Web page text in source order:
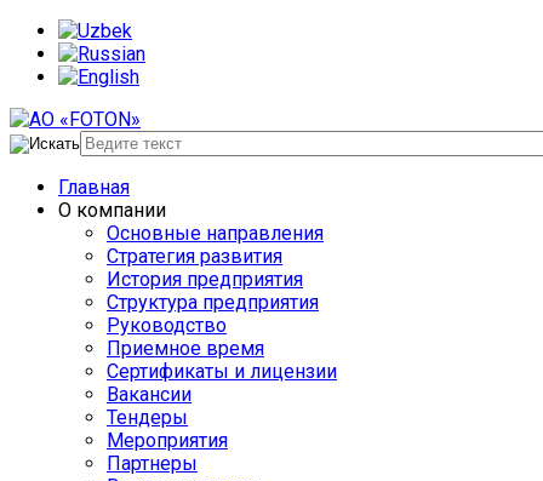
Главная
О компании
Основные направления
Стратегия развития
История предприятия
Структура предприятия
Руководство
Приемное время
Сертификаты и лицензии
Вакансии
Тендеры
Мероприятия
Партнеры